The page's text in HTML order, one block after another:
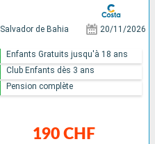
Salvador de Bahia 20/11/2026
190 CHF
Enfants Gratuits jusqu'à 18 ans
Club Enfants dès 3 ans
Pension complète